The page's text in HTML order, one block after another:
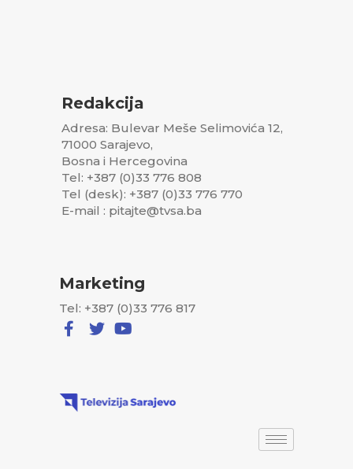
Redakcija
Adresa: Bulevar Meše Selimovića 12,
71000 Sarajevo,
Bosna i Hercegovina
Tel: +387 (0)33 776 808
Tel (desk): +387 (0)33 776 770
E-mail : pitajte@tvsa.ba
Marketing
Tel: +387 (0)33 776 817